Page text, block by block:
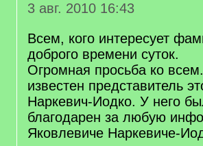
3 авг. 2010 16:43
Всем, кого интересует
доброго времени суток.
Огромная просьба ко
известен представитель
Наркевич-Иодко. У него
благодарен за любую
Яковлевиче Наркевиче-